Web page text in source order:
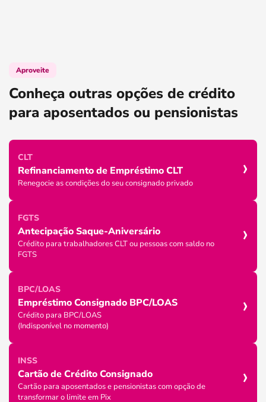
Aproveite
Conheça outras opções de crédito
para aposentados ou pensionistas
CLT
Refinanciamento de Empréstimo CLT
Renegocie as condições do seu consignado privado ›
FGTS
Antecipação Saque-Aniversário
Crédito para trabalhadores CLT ou pessoas com saldo no
FGTS
›
BPC/LOAS
Empréstimo Consignado BPC/LOAS
Crédito para BPC/LOAS
(Indisponível no momento)
›
INSS
Cartão de Crédito Consignado
Cartão para aposentados e pensionistas com opção de
transformar o limite em Pix
›